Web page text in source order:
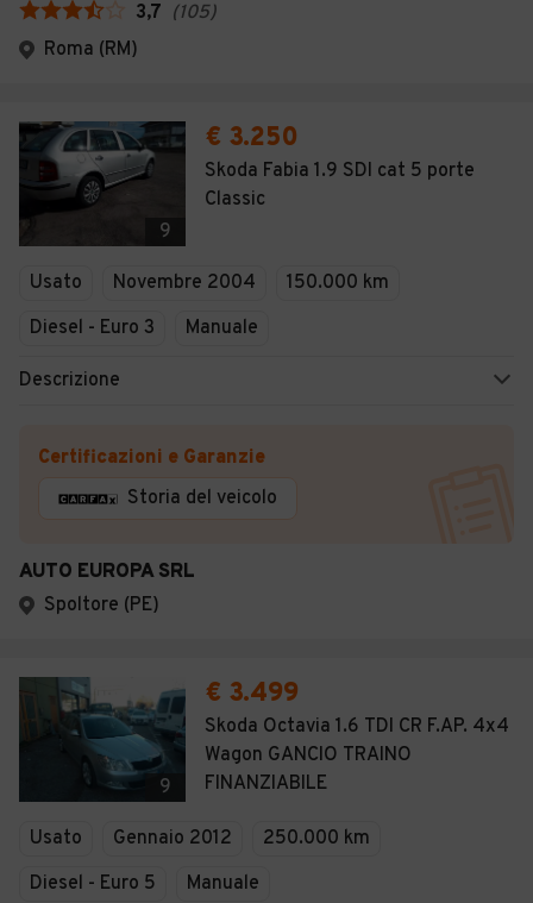
3,7 (105)
Roma (RM)
9
€ 3.250
Skoda Fabia 1.9 SDI cat 5 porte
Classic
Usato Novembre 2004
150.000 km
Diesel - Euro 3
Manuale
Descrizione
Certificazioni e Garanzie
Storia del veicolo
AUTO EUROPA SRL
Spoltore (PE)
9
€ 3.499
Skoda Octavia 1.6 TDI CR F.AP. 4x4
Wagon GANCIO TRAINO
FINANZIABILE
Usato Gennaio 2012
250.000 km
Diesel - Euro 5
Manuale